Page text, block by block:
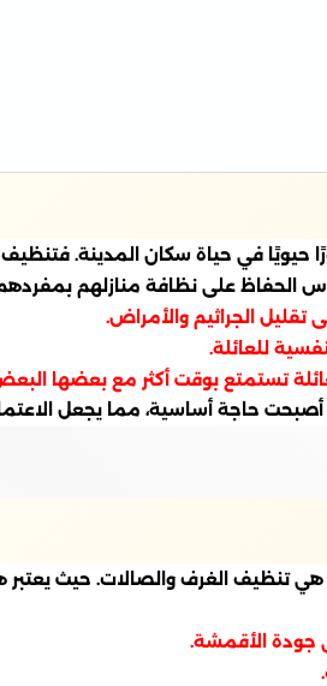
حيويًا في حياة سكان المدينة.
الحفاظ على نظافة منازلهم
الجراثيم والأمراض.
للعائلة.
تستمتع بوقت أكثر مع بعضها
حاجة أساسية، مما يجعل الاعتماد
الغرف والصالات. حيث يعتبر
جودة الأقمشة.